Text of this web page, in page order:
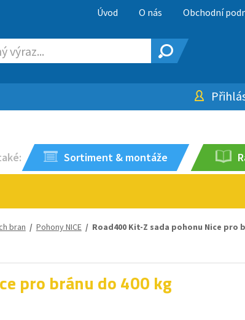
Úvod O nás Obchodní
Sortiment & montáže
bran / Pohony NICE/ Road400 Kit-Z sada pohonu Nice pro
pro bránu do 400 kg